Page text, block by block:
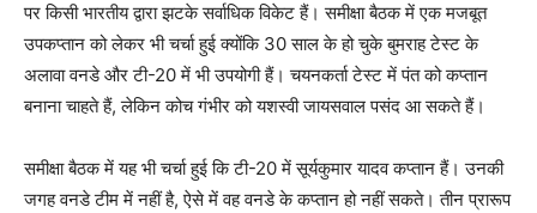
पर किसी भारतीय द्वारा झटके सर्वाधिक विकेट हैं। समीक्षा बैठक में एक मजबूत
उपकप्तान को लेकर भी चर्चा हुई क्योंकि 30 साल के हो चुके बुमराह टेस्ट के
अलावा वनडे और टी-20 में भी उपयोगी हैं। चयनकर्ता टेस्ट में पंत को कप्तान
बनाना चाहते हैं, लेकिन कोच गंभीर को यशस्वी जायसवाल पसंद आ सकते हैं।
समीक्षा बैठक में यह भी चर्चा हुई कि टी-20 में सूर्यकुमार यादव कप्तान हैं। उनकी
जगह वनडे टीम में नहीं है, ऐसे में वह वनडे के कप्तान हो नहीं सकते। तीन प्रारूप